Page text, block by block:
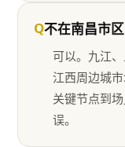
Q不在南昌市
可以。九江
江西周边城
关键节点到
误。